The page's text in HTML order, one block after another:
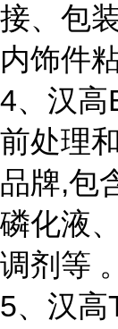
接、包
内饰件
4、汉高
前处理
品牌,包
磷化液
调剂等 。
5、汉高